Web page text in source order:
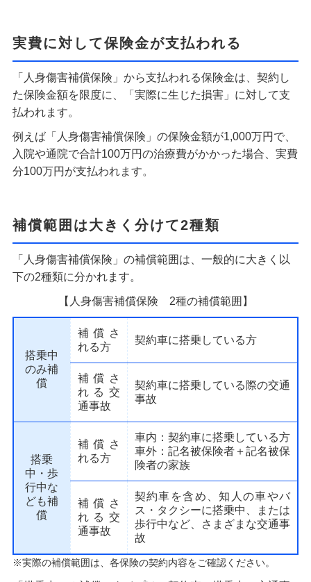
実費に対して保険金が支払われる
「人身傷害補償保険」から支払われる保険金は、契約し
た保険金額を限度に、「実際に生じた損害」に対して支
払われます。
例えば「人身傷害補償保険」の保険金額が1,000万円で、
入院や通院で合計100万円の治療費がかかった場合、実費
分100万円が支払われます。
補償範囲は大きく分けて2種類
「人身傷害補償保険」の補償範囲は、一般的に大きく以
下の2種類に分かれます。
【人身傷害補償保険 2種の補償範囲】
搭乗中
のみ補
償
補償さ
れる方
契約車に搭乗している方
補償さ
れる交
通事故
契約車に搭乗している際の交通
事故
搭乗
中・歩
行中な
ども補
償
補償さ
れる方
車内：契約車に搭乗している方
車外：記名被保険者＋記名被保
険者の家族
補償さ
れる交
通事故
契約車を含め、知人の車やバ
ス・タクシーに搭乗中、または
歩行中など、さまざまな交通事
故
※実際の補償範囲は、各保険の契約内容をご確認ください。